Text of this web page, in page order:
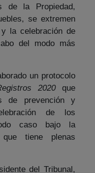
de la Propiedad,
se extremen
la celebración de
del modo más
un protocolo
2020que
de prevención y
de los
caso bajo la
tiene plenas
del Tribunal,